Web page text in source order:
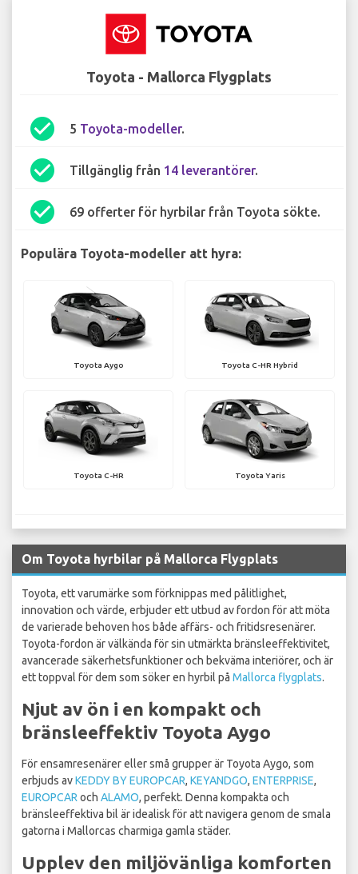
Toyota - Mallorca Flygplats
check_circle 5 Toyota-modeller.
check_circle Tillgänglig från 14 leverantörer.
check_circle 69 offerter för hyrbilar från Toyota sökte.
Populära Toyota-modeller att hyra:
Toyota Aygo Toyota C-HR Hybrid
Toyota C-HR Toyota Yaris
Om Toyota hyrbilar på Mallorca Flygplats
Toyota, ett varumärke som förknippas med pålitlighet,
innovation och värde, erbjuder ett utbud av fordon för att möta
de varierade behoven hos både affärs- och fritidsresenärer.
Toyota-fordon är välkända för sin utmärkta bränsleeffektivitet,
avancerade säkerhetsfunktioner och bekväma interiörer, och är
ett toppval för dem som söker en hyrbil på Mallorca flygplats.
Njut av ön i en kompakt och
bränsleeffektiv Toyota Aygo
För ensamresenärer eller små grupper är Toyota Aygo, som
erbjuds avKEDDY BY EUROPCAR, KEYANDGO, ENTERPRISE,
EUROPCAR och ALAMO, perfekt. Denna kompakta och
bränsleeffektiva bil är idealisk för att navigera genom de smala
gatorna i Mallorcas charmiga gamla städer.
Upplev den miljövänliga komforten